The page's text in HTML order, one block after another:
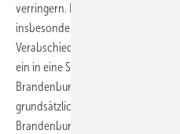
verringern. Die AFD bestreitet ihren
insbesondere gegen Ausländer und
Verabschiedung der
ein in eine Serie für die Windkraft
Brandenburg wie zum Beispiel
grundsätzlichen
Brandenburger stimmen wie die